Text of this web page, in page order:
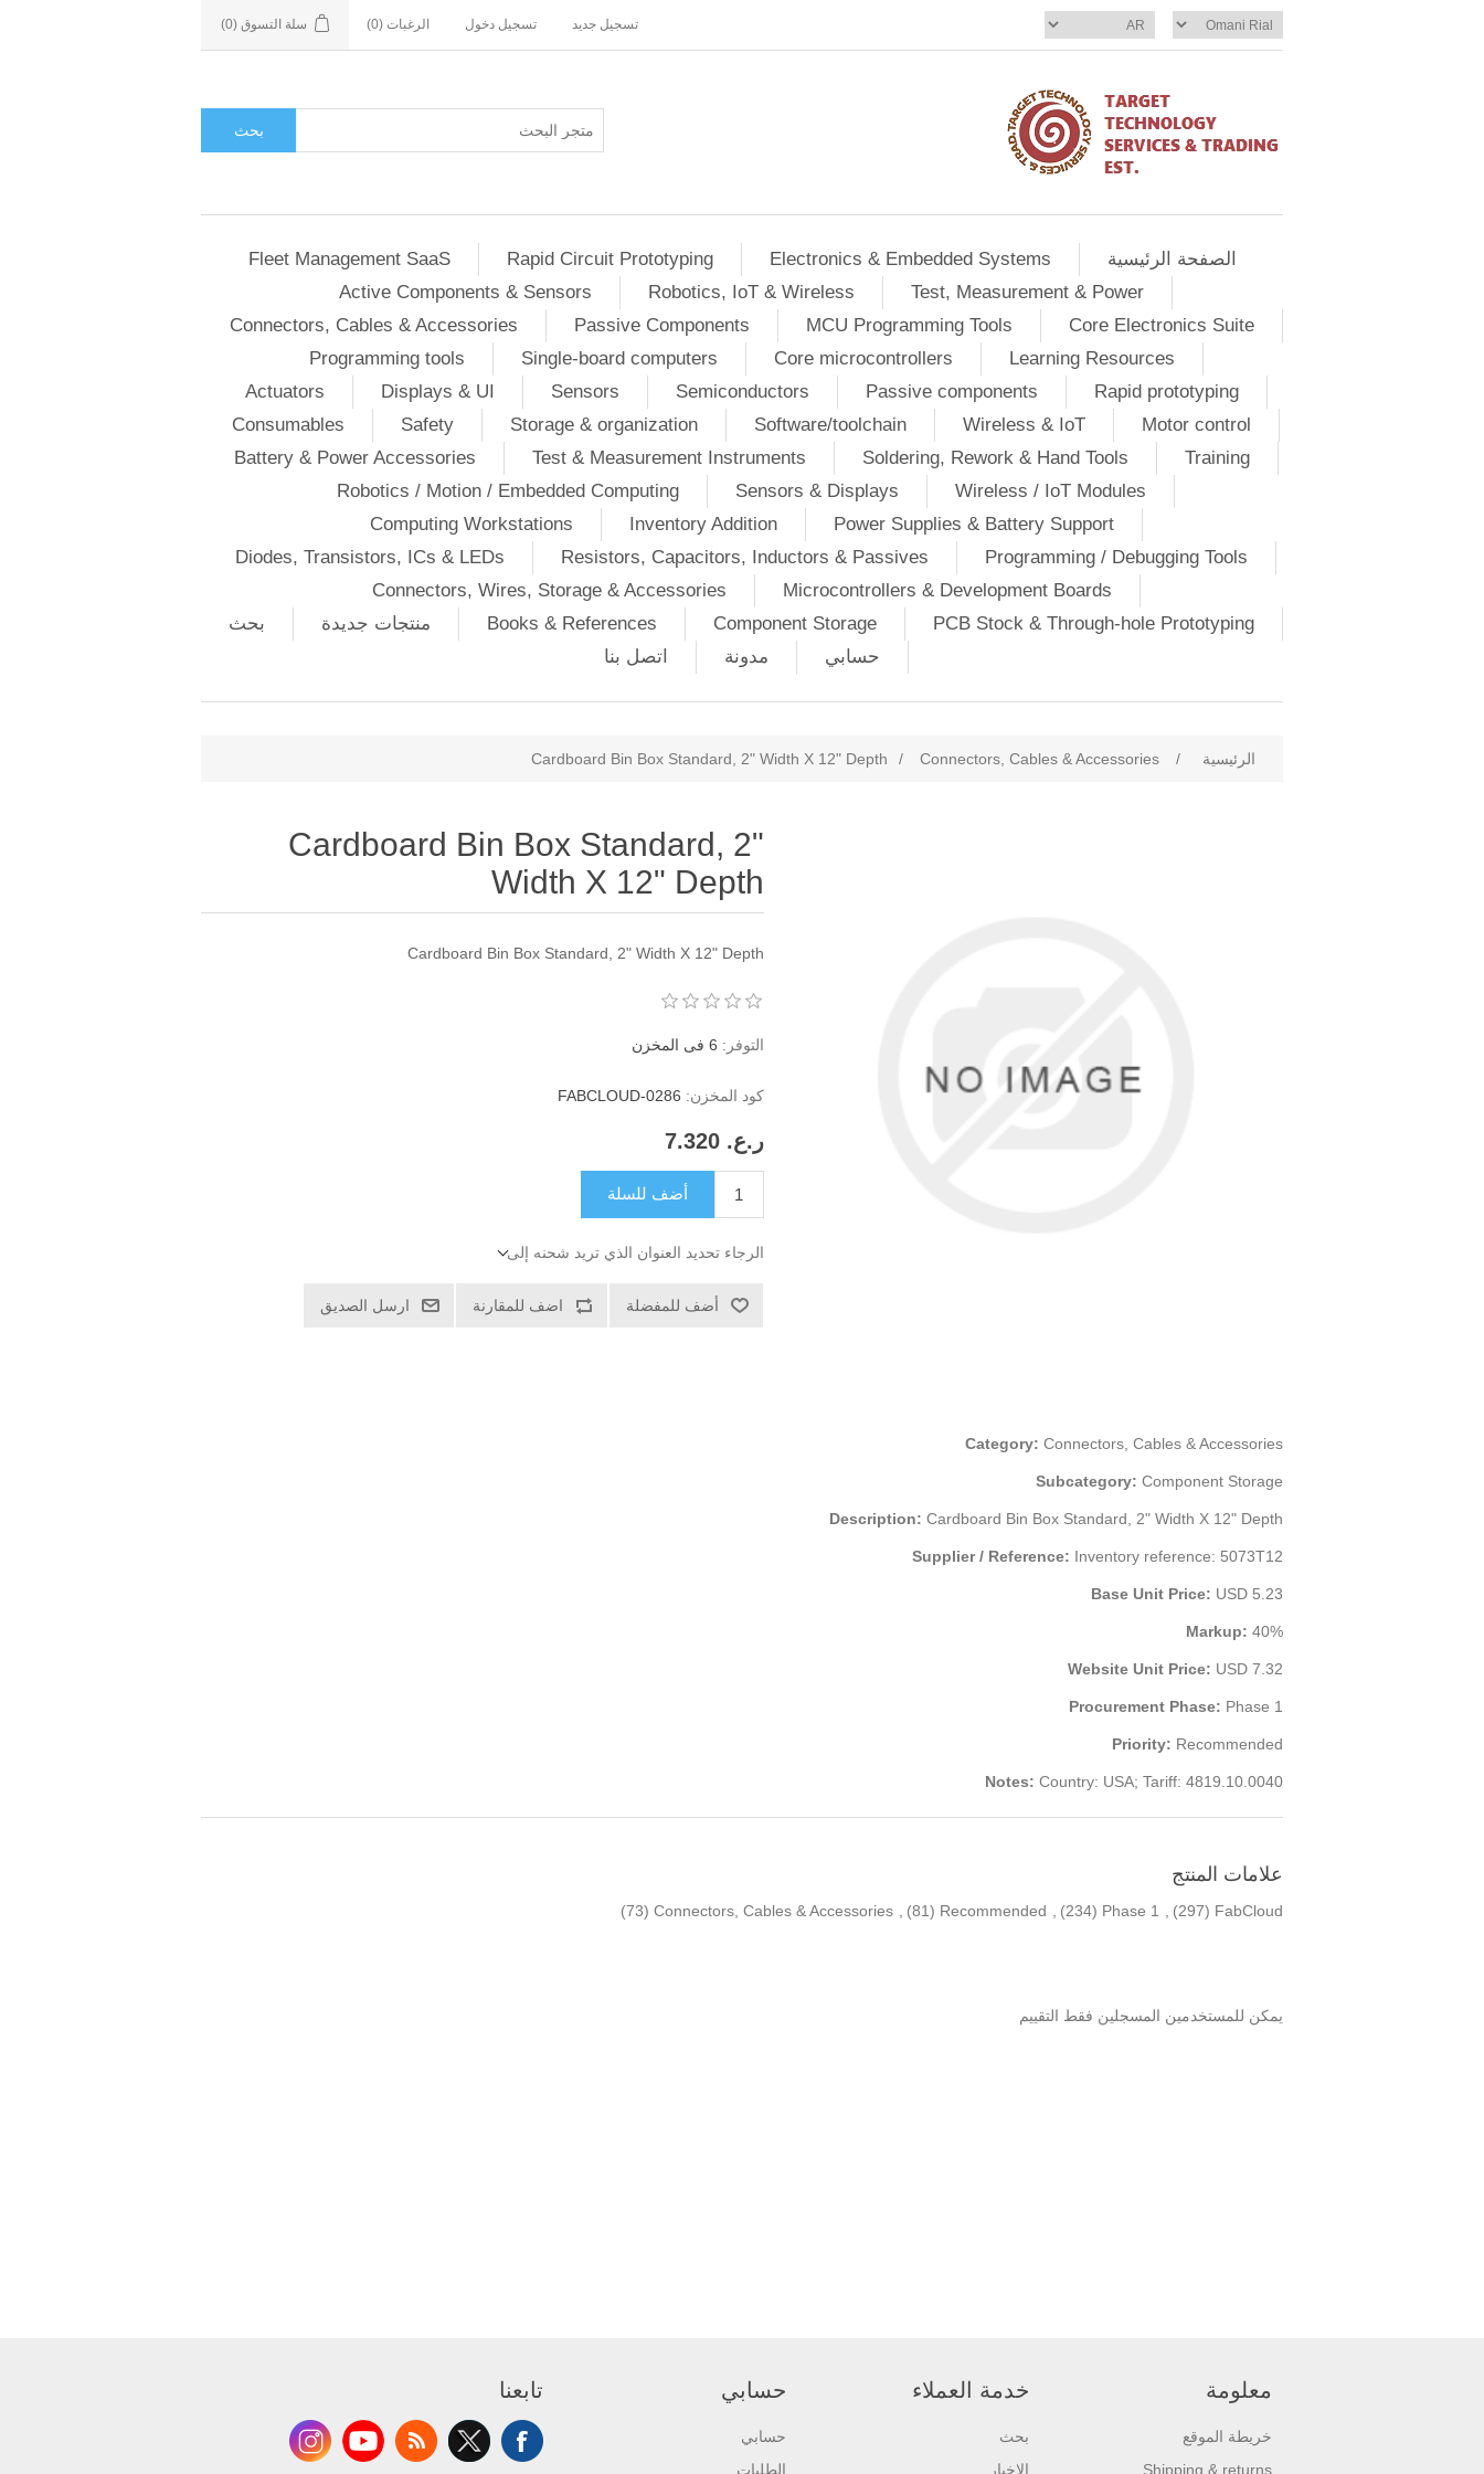
تسجيل جديد تسجيل دخول الرغبات (0) سلة التسوق (0)
بحث
الصفحة الرئيسية Electronics & Embedded Systems
Rapid Circuit Prototyping
Fleet Management SaaS
Test, Measurement & Power
Robotics, IoT & Wireless
Active Components & Sensors
Core Electronics Suite
MCU Programming Tools
Passive Components
Connectors, Cables & Accessories
Learning Resources
Core microcontrollers
Single-board computers
Programming tools
Rapid prototyping
Passive components
Semiconductors
Sensors
Displays & UI
Actuators
Motor control
Wireless & IoT
Software/toolchain
Storage & organization
Safety
Consumables
Training
Soldering, Rework & Hand Tools
Test & Measurement Instruments
Battery & Power Accessories
Wireless / IoT Modules
Sensors & Displays
Robotics / Motion / Embedded Computing
Power Supplies & Battery Support
Inventory Addition
Computing Workstations
Programming / Debugging Tools
Resistors, Capacitors, Inductors & Passives
Diodes, Transistors, ICs & LEDs
Microcontrollers & Development Boards
Connectors, Wires, Storage & Accessories
PCB Stock & Through-hole Prototyping
Component Storage
Books & References منتجات جديدة
بحث
حسابي
مدونة اتصل بنا
الرئيسية /
Connectors, Cables & Accessories
/
Cardboard Bin Box Standard, 2" Width X 12" Depth
Cardboard Bin Box Standard, 2"
Width X 12" Depth
Cardboard Bin Box Standard, 2" Width X 12" Depth
التوفر: 6 فى المخزن
كود المخزن: FABCLOUD-0286
ر.ع.‏‏ 7.320
أضف للسلة
الرجاء تحديد العنوان الذي تريد شحنه إلى
أضف للمفضلة اضف للمقارنة ارسل الصديق
Category: Connectors, Cables & Accessories
Subcategory: Component Storage
Description: Cardboard Bin Box Standard, 2" Width X 12" Depth
Supplier / Reference: Inventory reference: 5073T12
Base Unit Price: USD 5.23
Markup: 40%
Website Unit Price: USD 7.32
Procurement Phase: Phase 1
Priority: Recommended
Notes: Country: USA; Tariff: 4819.10.0040
علامات المنتج
FabCloud
(297)
Phase 1
(234)
Recommended
(81)
Connectors, Cables & Accessories
(73)
يمكن للمستخدمين المسجلين فقط التقييم
معلومة
خريطة الموقع
Shipping & returns
خدمة العملاء
بحث
الاخبار
حسابي
حسابي
الطلبات
تابعنا